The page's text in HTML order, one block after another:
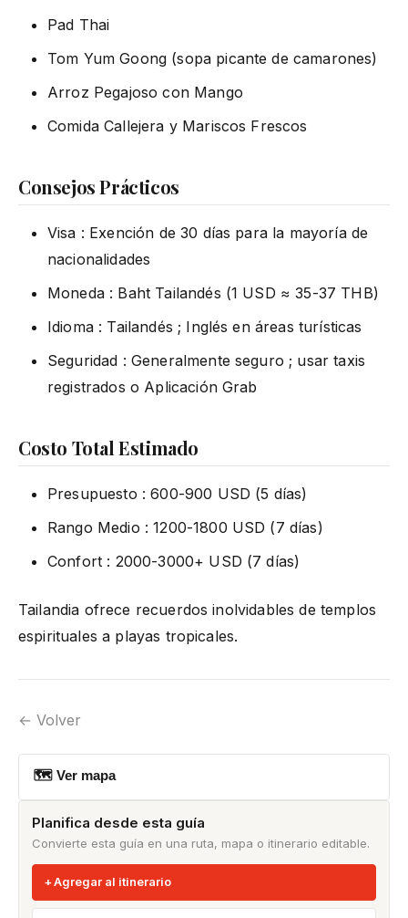
Pad Thai
Tom Yum Goong (sopa picante de camarones)
Arroz Pegajoso con Mango
Comida Callejera y Mariscos Frescos
Consejos Prácticos
Visa : Exención de 30 días para la mayoría de
nacionalidades
Moneda : Baht Tailandés (1 USD ≈ 35-37 THB)
Idioma : Tailandés ; Inglés en áreas turísticas
Seguridad : Generalmente seguro ; usar taxis
registrados o Aplicación Grab
Costo Total Estimado
Presupuesto : 600-900 USD (5 días)
Rango Medio : 1200-1800 USD (7 días)
Confort : 2000-3000+ USD (7 días)
Tailandia ofrece recuerdos inolvidables de templos
espirituales a playas tropicales.
← Volver
🗺 Ver mapa
Planifica desde esta guía
Convierte esta guía en una ruta, mapa o itinerario editable.
Agregar al itinerario